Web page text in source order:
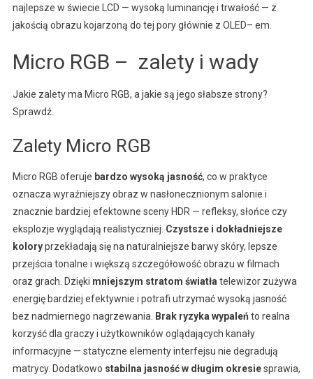
najlepsze w świecie LCD — wysoką luminancję i trwałość — z
jakością obrazu kojarzoną do tej pory głównie z OLED– em.
Micro RGB – zalety i wady
Jakie zalety ma Micro RGB, a jakie są jego słabsze strony?
Sprawdź.
Zalety Micro RGB
Micro RGB oferuje bardzo wysoką jasność, co w praktyce
oznacza wyraźniejszy obraz w nasłonecznionym salonie i
znacznie bardziej efektowne sceny HDR — refleksy, słońce czy
eksplozje wyglądają realistyczniej. Czystsze i dokładniejsze
koloryprzekładają się na naturalniejsze barwy skóry, lepsze
przejścia tonalne i większą szczegółowość obrazu w filmach
oraz grach. Dzięki mniejszym stratom światła telewizor zużywa
energię bardziej efektywnie i potrafi utrzymać wysoką jasność
bez nadmiernego nagrzewania.
Brak ryzyka wypaleń to realna
korzyść dla graczy i użytkowników oglądających kanały
informacyjne — statyczne elementy interfejsu nie degradują
matrycy. Dodatkowo stabilna jasność w długim okresiesprawia,